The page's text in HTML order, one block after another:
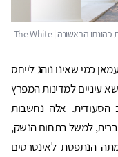
כמי שאינו נוהג לייחס
עיניים למדינות המפרץ
הסעודית. אלה נחשבות
למשל בתחום הנשק,
הנתפסת לאינטרסים